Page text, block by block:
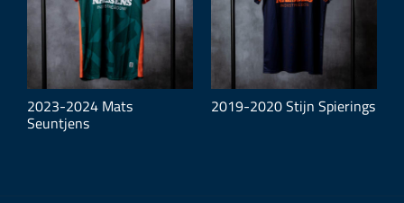
2023-2024 Mats
Seuntjens
2019-2020 Stijn Spierings